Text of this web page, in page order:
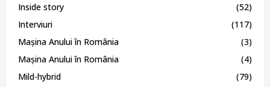
Inside story
(52)
Interviuri
(117)
Mașina Anului în România
(3)
Mașina Anului în România
(4)
Mild-hybrid
(79)